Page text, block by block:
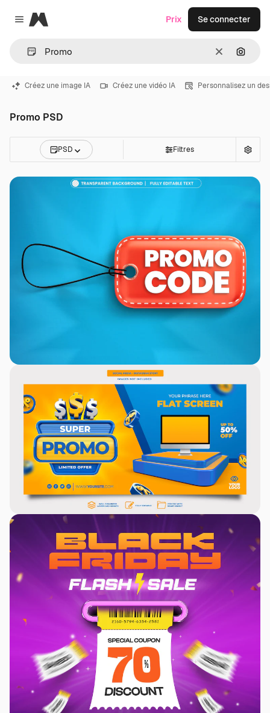
Close menu
Magnific
Effacer
Prix Se connecter
Créez une image IA Créez une vidéo IA Personnalisez un
Promo PSD
PSD Filtres